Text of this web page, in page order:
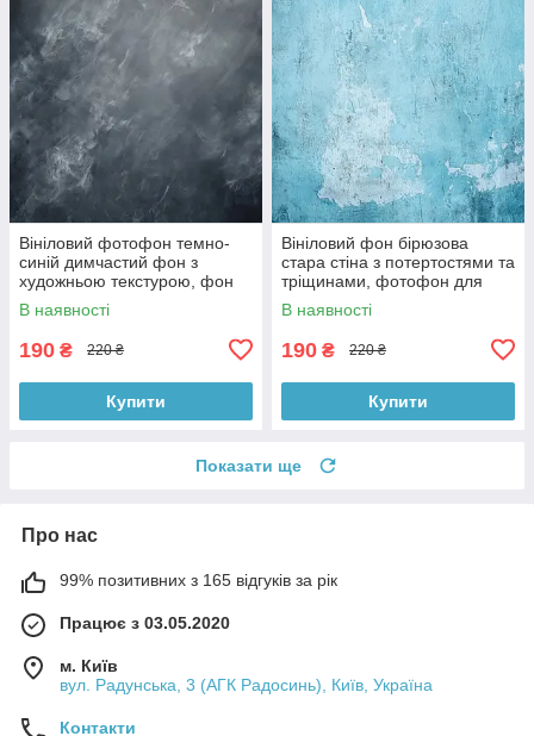
Вініловий фотофон темно-
синій димчастий фон з
художньою текстурою, фон
для фото 60x60 см,
№551759
В наявності
190 ₴ 220 ₴
Купити
Вініловий фон бірюзова
стара стіна з потертостями та
тріщинами, фотофон для
зйомки 60x60 см, №551779
В наявності
190 ₴ 220 ₴
Купити
Показати ще
Про нас
99% позитивних з 165 відгуків за рік
Працює з 03.05.2020
м. Київ
вул. Радунська, 3 (АГК Радосинь), Київ, Україна
Контакти